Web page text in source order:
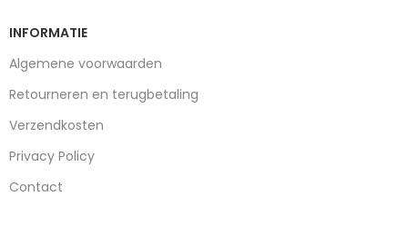
INFORMATIE
Algemene voorwaarden
Retourneren en terugbetaling
Verzendkosten
Privacy Policy
Contact